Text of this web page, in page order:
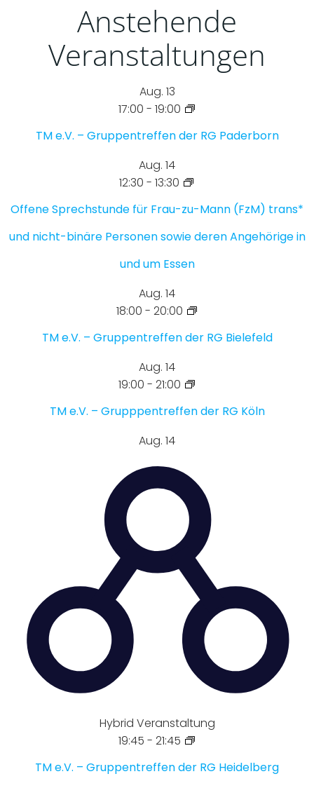
Anstehende
Veranstaltungen
Aug. 13
17:00 - 19:00
TM e.V. – Gruppentreffen der RG Paderborn
Aug. 14
12:30 - 13:30
Offene Sprechstunde für Frau-zu-Mann (FzM) trans*
und nicht-binäre Personen sowie deren Angehörige in
und um Essen
Aug. 14
18:00 - 20:00
TM e.V. – Gruppentreffen der RG Bielefeld
Aug. 14
19:00 - 21:00
TM e.V. – Grupppentreffen der RG Köln
Aug. 14
Hybrid Veranstaltung
19:45 - 21:45
TM e.V. – Gruppentreffen der RG Heidelberg